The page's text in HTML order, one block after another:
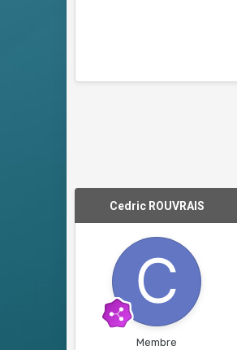
Cedric ROUVRAIS
Membre